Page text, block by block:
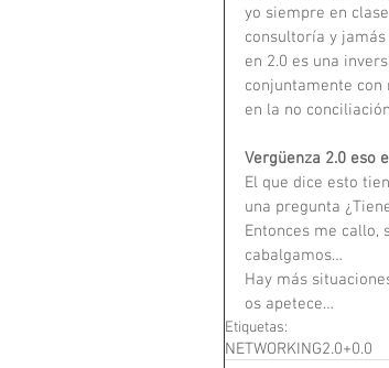
yo siempre en
consultoría y
en 2.0 es una
conjuntamente
en la no
Vergüenza 2.0 eso
El que dice esto
una pregunta
Entonces me callo,
cabalgamos…
Hay más
os apetece…
Etiquetas:
NETWORKING2.0+0.0